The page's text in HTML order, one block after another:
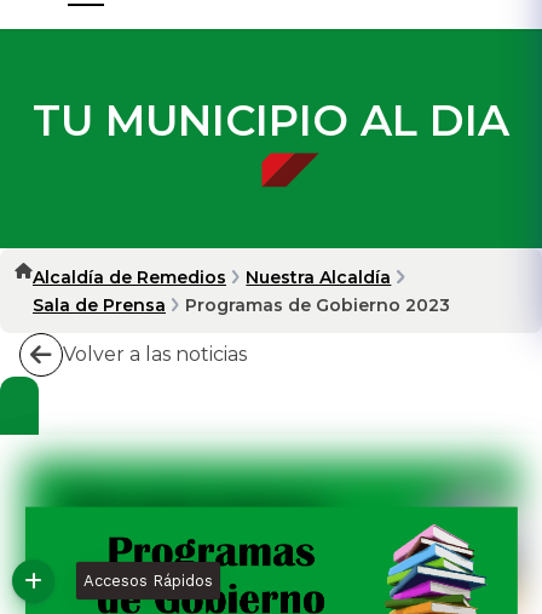
TU MUNICIPIO AL DIA
Alcaldía de Remedios
Nuestra Alcaldía
Sala de Prensa
Programas de Gobierno 2023
Volver a las noticias
Accesos Rápidos